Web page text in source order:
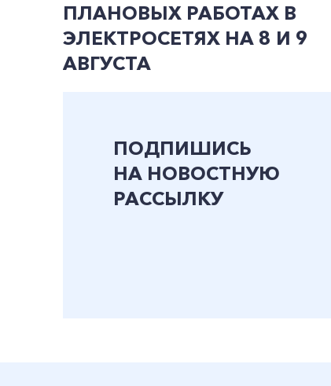
ПЛАНОВЫХ РАБОТАХ В
ЭЛЕКТРОСЕТЯХ НА 8 И 9
АВГУСТА
ПОДПИШИСЬ
НА НОВОСТНУЮ
РАССЫЛКУ